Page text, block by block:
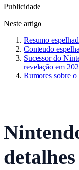
Publicidade
Neste artigo
Resumo
Conteudo
Sucessor do
revelação em
Rumores sobre